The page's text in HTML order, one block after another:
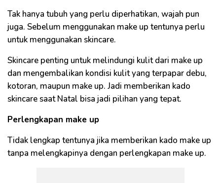
Tak hanya tubuh yang perlu diperhatikan, wajah pun
juga. Sebelum menggunakan make up tentunya perlu
untuk menggunakan skincare.
Skincare penting untuk melindungi kulit dari make up
dan mengembalikan kondisi kulit yang terpapar debu,
kotoran, maupun make up. Jadi memberikan kado
skincare saat Natal bisa jadi pilihan yang tepat.
Perlengkapan make up
Tidak lengkap tentunya jika memberikan kado make up
tanpa melengkapinya dengan perlengkapan make up.